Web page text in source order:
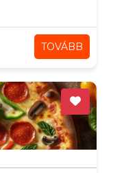
TOVÁBB